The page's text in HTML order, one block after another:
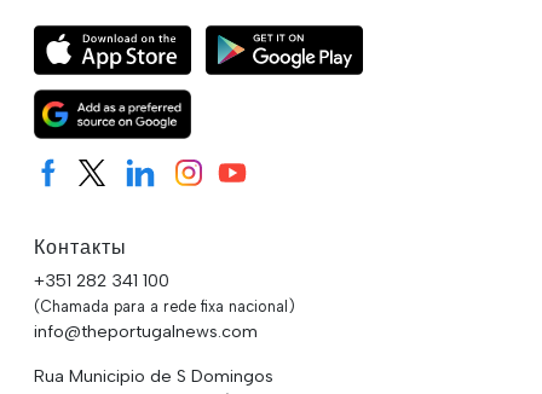
Контакты
+351 282 341 100
(Chamada para a rede fixa nacional)
info@theportugalnews.com
Rua Municipio de S Domingos